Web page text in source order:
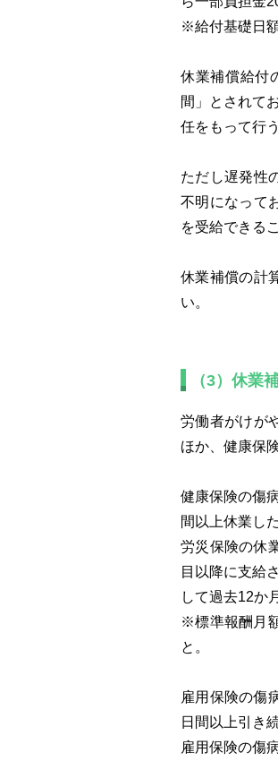
※給付基礎日
休業補償給付
間」とされて
任をもって行
ただし遅発性
不明になって
を受給できる
休業補償の計
い。
（3）休業
労働者がけが
ほか、健康保
健康保険の傷
間以上休業し
労災保険の休
目以降に支給
して過去12か
※標準報酬月
と。
雇用保険の傷
日間以上引き
雇用保険の傷